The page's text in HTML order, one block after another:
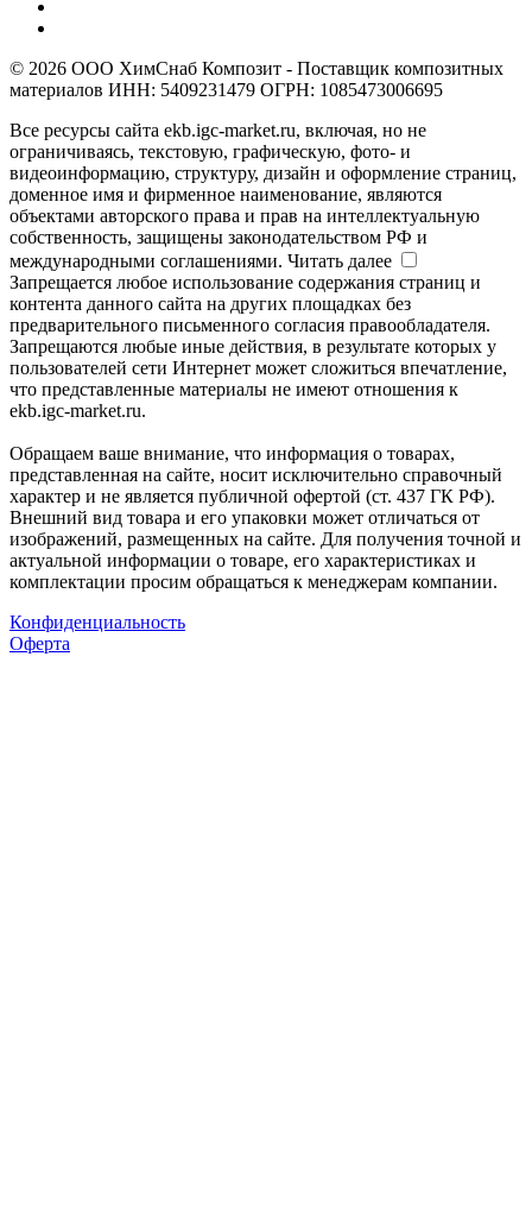
© 2026 ООО ХимСнаб Композит - Поставщик композитных
материалов ИНН: 5409231479 ОГРН: 1085473006695
Все ресурсы сайта ekb.igc-market.ru, включая, но не
ограничиваясь, текстовую, графическую, фото- и
видеоинформацию, структуру, дизайн и оформление страниц,
доменное имя и фирменное наименование, являются
объектами авторского права и прав на интеллектуальную
собственность, защищены законодательством РФ и
международными соглашениями. Читать далее
Запрещается любое использование содержания страниц и
контента данного сайта на других площадках без
предварительного письменного согласия правообладателя.
Запрещаются любые иные действия, в результате которых у
пользователей сети Интернет может сложиться впечатление,
что представленные материалы не имеют отношения к
ekb.igc-market.ru.
Обращаем ваше внимание, что информация о товарах,
представленная на сайте, носит исключительно справочный
характер и не является публичной офертой (ст. 437 ГК РФ).
Внешний вид товара и его упаковки может отличаться от
изображений, размещенных на сайте. Для получения точной и
актуальной информации о товаре, его характеристиках и
комплектации просим обращаться к менеджерам компании.
Конфиденциальность
Оферта